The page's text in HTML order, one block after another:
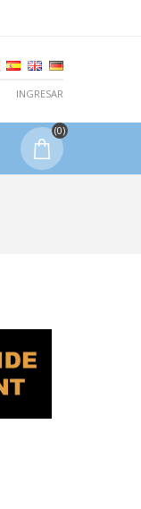
INGRESAR
(0)